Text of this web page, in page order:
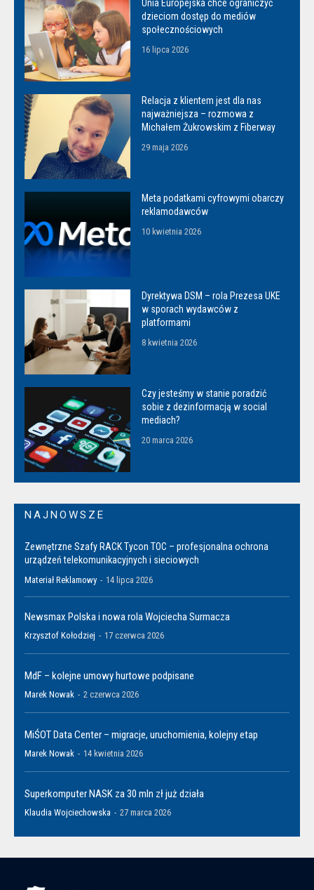
Unia Europejska chce ograniczyć
dzieciom dostęp do mediów
społecznościowych
16 lipca 2026
Relacja z klientem jest dla nas
najważniejsza – rozmowa z
Michałem Żukrowskim z Fiberway
29 maja 2026
Meta podatkami cyfrowymi obarczy
reklamodawców
10 kwietnia 2026
Dyrektywa DSM – rola Prezesa UKE
w sporach wydawców z
platformami
8 kwietnia 2026
Czy jesteśmy w stanie poradzić
sobie z dezinformacją w social
mediach?
20 marca 2026
NAJNOWSZE
Zewnętrzne Szafy RACK Tycon TOC – profesjonalna ochrona
urządzeń telekomunikacyjnych i sieciowych
Materiał Reklamowy - 14 lipca 2026
Newsmax Polska i nowa rola Wojciecha Surmacza
Krzysztof Kołodziej - 17 czerwca 2026
MdF – kolejne umowy hurtowe podpisane
Marek Nowak - 2 czerwca 2026
MiŚOT Data Center – migracje, uruchomienia, kolejny etap
Marek Nowak - 14 kwietnia 2026
Superkomputer NASK za 30 mln zł już działa
Klaudia Wojciechowska - 27 marca 2026